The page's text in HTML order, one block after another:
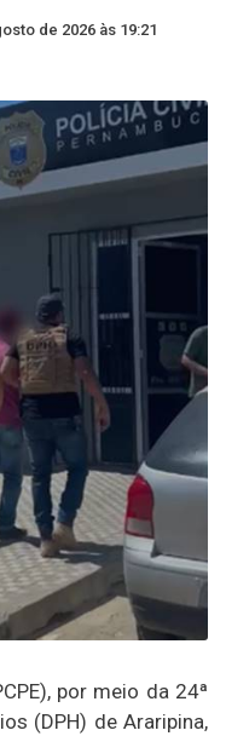
de 2026 às 19:21
por meio da 24ª
(DPH) de Araripina,